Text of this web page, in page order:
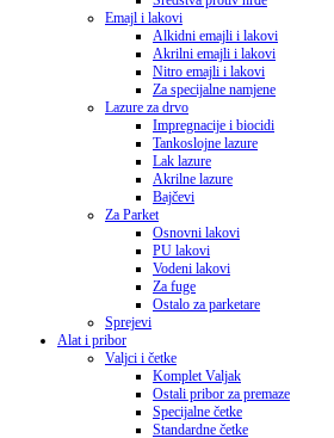
Emajl i lakovi
Alkidni emajli i lakovi
Akrilni emajli i lakovi
Nitro emajli i lakovi
Za specijalne namjene
Lazure za drvo
Impregnacije i biocidi
Tankoslojne lazure
Lak lazure
Akrilne lazure
Bajčevi
Za Parket
Osnovni lakovi
PU lakovi
Vodeni lakovi
Za fuge
Ostalo za parketare
Sprejevi
Alat i pribor
Valjci i četke
Komplet Valjak
Ostali pribor za premaze
Specijalne četke
Standardne četke